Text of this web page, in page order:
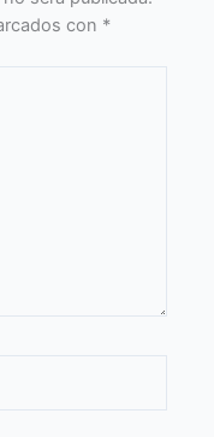
con *